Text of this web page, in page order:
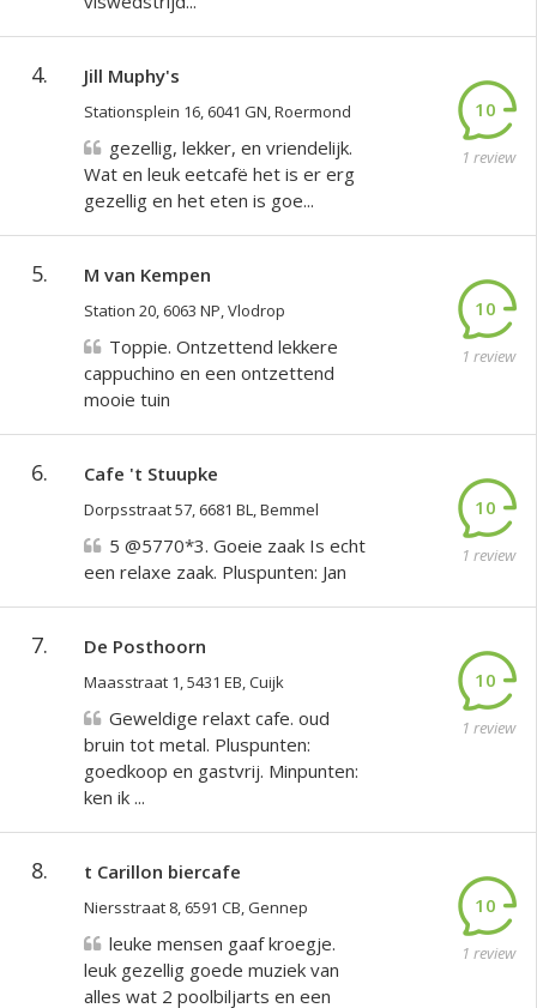
4. Jill Muphy's
Stationsplein 16, 6041 GN, Roermond 10
1 review
gezellig, lekker, en vriendelijk.
Wat en leuk eetcafë het is er erg
gezellig en het eten is goe...
5. M van Kempen
Station 20, 6063 NP, Vlodrop 10
1 review
Toppie. Ontzettend lekkere
cappuchino en een ontzettend
mooie tuin
6. Cafe 't Stuupke
Dorpsstraat 57, 6681 BL, Bemmel 10
1 review
5 @5770*3. Goeie zaak Is echt
een relaxe zaak. Pluspunten: Jan
7. De Posthoorn
Maasstraat 1, 5431 EB, Cuijk 10
1 review
Geweldige relaxt cafe. oud
bruin tot metal. Pluspunten:
goedkoop en gastvrij. Minpunten:
ken ik ...
8. t Carillon biercafe
Niersstraat 8, 6591 CB, Gennep 10
1 review
leuke mensen gaaf kroegje.
leuk gezellig goede muziek van
alles wat 2 poolbiljarts en een